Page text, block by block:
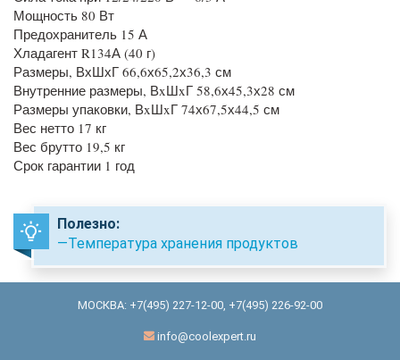
Мощность 80 Вт
Предохранитель 15 А
Хладагент R134А (40 г)
Размеры, ВхШхГ 66,6х65,2х36,3 см
Внутренние размеры, ВxШxГ 58,6х45,3х28 см
Размеры упаковки, ВxШxГ 74х67,5х44,5 см
Вес нетто 17 кг
Вес брутто 19,5 кг
Срок гарантии 1 год
Полезно:
—Температура хранения продуктов
МОСКВА: +7(495) 227-12-00, +7(495) 226-92-00
info@coolexpert.ru